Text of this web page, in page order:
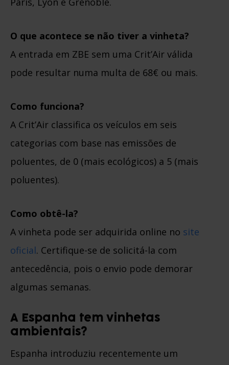
O que acontece se não tiver a vinheta?
A entrada em ZBE sem uma Crit’Air válida
pode resultar numa multa de 68€ ou mais.
Como funciona?
A Crit’Air classifica os veículos em seis
categorias com base nas emissões de
poluentes, de 0 (mais ecológicos) a 5 (mais
poluentes).
Como obtê-la?
A vinheta pode ser adquirida online no site
oficial. Certifique-se de solicitá-la com
antecedência, pois o envio pode demorar
algumas semanas.
A Espanha tem vinhetas
ambientais?
Espanha introduziu recentemente um